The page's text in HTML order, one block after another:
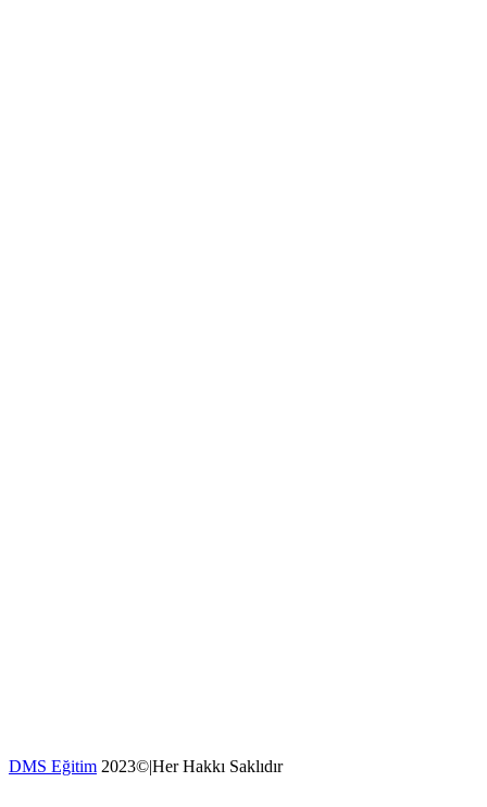
DMS Eğitim 2023©|Her Hakkı Saklıdır